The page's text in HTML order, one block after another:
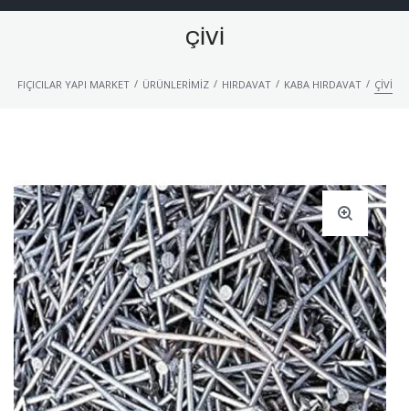
ÇIVI
FIÇICILAR YAPI MARKET / ÜRÜNLERIMIZ / HIRDAVAT / KABA HIRDAVAT / ÇIVI